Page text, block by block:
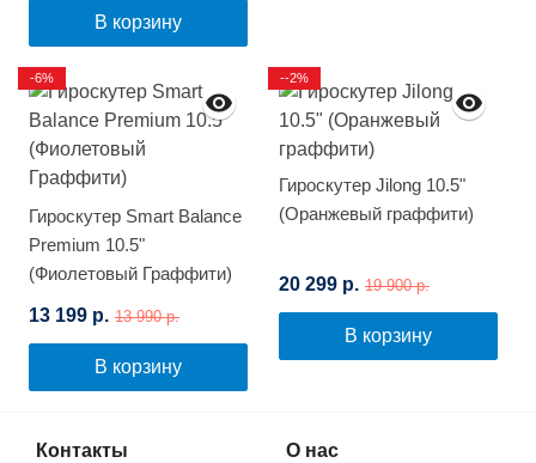
В корзину
Гироскутер Smart Balance
Premium 10.5"
(Фиолетовый Граффити)
13 199 р. 13 990 р.
В корзину
-6%
Гироскутер Jilong 10.5"
(Оранжевый граффити)
20 299 р. 19 900 р.
В корзину
--2%
Контакты О нас